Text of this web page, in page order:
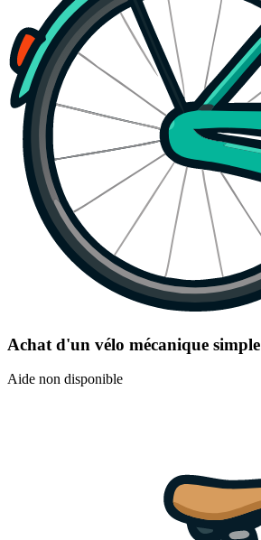
Achat d'un vélo mécanique simple
Aide non disponible